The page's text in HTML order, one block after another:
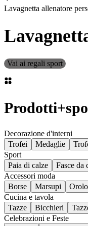
Lavagnetta allenatore
Vai ai regali sport
Prodotti+
Decorazione d'interni
Trofei
Medaglie
Sport
Paia di calze
Fasce da
Accessori moda
Borse
Marsupi
Cucina e tavola
Tazze
Bicchieri
Celebrazioni e Feste